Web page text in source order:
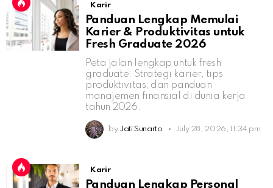
Karir
Panduan Lengkap Memulai
Karier & Produktivitas untuk
Fresh Graduate 2026
Peta jalan lengkap untuk fresh
graduate: Strategi karier, tips
produktivitas, dan panduan
manajemen finansial di dunia kerja
tahun 2026.
by Jati Sunarto July 28, 2026, 11:34 pm
Karir
Panduan Lengkap Personal